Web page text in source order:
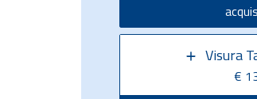
Visura
€